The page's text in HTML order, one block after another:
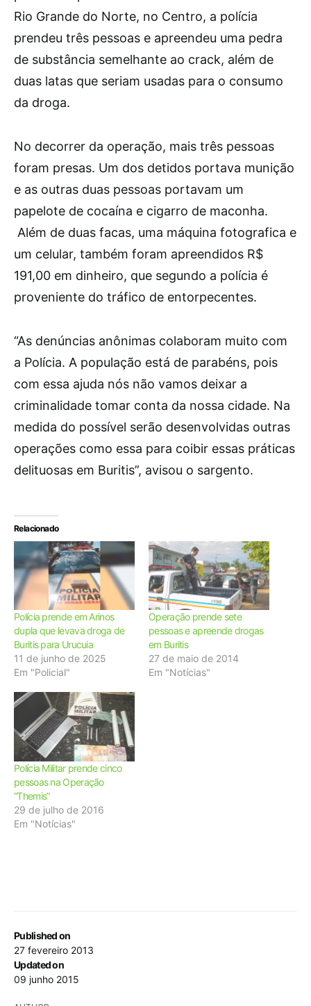
Published on
27 fevereiro 2013
Updated on
09 junho 2015
Rio Grande do Norte, no Centro, a polícia
prendeu três pessoas e apreendeu uma pedra
de substância semelhante ao crack, além de
duas latas que seriam usadas para o consumo
da droga.
No decorrer da operação, mais três pessoas
foram presas. Um dos detidos portava munição
e as outras duas pessoas portavam um
papelote de cocaína e cigarro de maconha.
Além de duas facas, uma máquina fotografica e
um celular, também foram apreendidos R$
191,00 em dinheiro, que segundo a polícia é
proveniente do tráfico de entorpecentes.
“As denúncias anônimas colaboram muito com
a Polícia. A população está de parabéns, pois
com essa ajuda nós não vamos deixar a
criminalidade tomar conta da nossa cidade. Na
medida do possível serão desenvolvidas outras
operações como essa para coibir essas práticas
delituosas em Buritis”, avisou o sargento.
Relacionado
Polícia prende em Arinos
dupla que levava droga de
Buritis para Urucuia
11 de junho de 2025
Em "Policial"
Operação prende sete
pessoas e apreende drogas
em Buritis
27 de maio de 2014
Em "Notícias"
Polícia Militar prende cinco
pessoas na Operação
“Themis”
29 de julho de 2016
Em "Notícias"